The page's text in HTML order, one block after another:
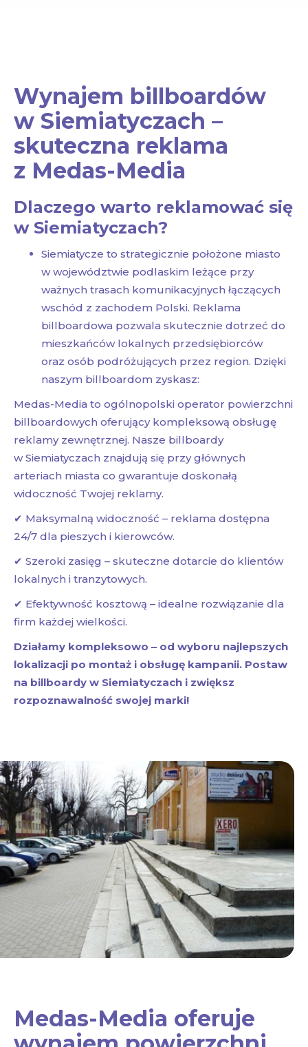
Wynajem billboardów
w Siemiatyczach –
skuteczna reklama
z Medas-Media
Dlaczego warto reklamować się
w Siemiatyczach?
Siemiatycze to strategicznie położone miasto
w województwie podlaskim leżące przy
ważnych trasach komunikacyjnych łączących
wschód z zachodem Polski. Reklama
billboardowa pozwala skutecznie dotrzeć do
mieszkańców lokalnych przedsiębiorców
oraz osób podróżujących przez region. Dzięki
naszym billboardom zyskasz:
Medas-Media to ogólnopolski operator powierzchni
billboardowych oferujący kompleksową obsługę
reklamy zewnętrznej. Nasze billboardy
w Siemiatyczach znajdują się przy głównych
arteriach miasta co gwarantuje doskonałą
widoczność Twojej reklamy.
✔ Maksymalną widoczność – reklama dostępna
24/7 dla pieszych i kierowców.
✔ Szeroki zasięg – skuteczne dotarcie do klientów
lokalnych i tranzytowych.
✔ Efektywność kosztową – idealne rozwiązanie dla
firm każdej wielkości.
Działamy kompleksowo – od wyboru najlepszych
lokalizacji po montaż i obsługę kampanii. Postaw
na billboardy w Siemiatyczach i zwiększ
rozpoznawalność swojej marki!
Medas-Media oferuje